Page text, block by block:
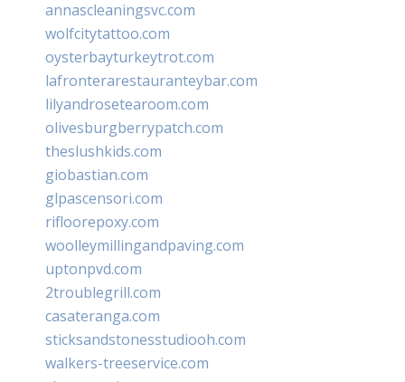
annascleaningsvc.com
wolfcitytattoo.com
oysterbayturkeytrot.com
lafronterarestauranteybar.com
lilyandrosetearoom.com
olivesburgberrypatch.com
theslushkids.com
giobastian.com
glpascensori.com
rifloorepoxy.com
woolleymillingandpaving.com
uptonpvd.com
2troublegrill.com
casateranga.com
sticksandstonesstudiooh.com
walkers-treeservice.com